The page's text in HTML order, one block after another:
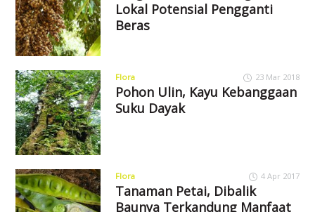
Lokal Potensial Pengganti
Beras
Flora 23 Mar 2018
Pohon Ulin, Kayu Kebanggaan
Suku Dayak
Flora 4 Apr 2017
Tanaman Petai, Dibalik
Baunya Terkandung Manfaat